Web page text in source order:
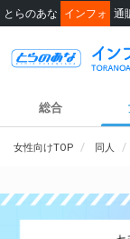
とらのあな インフォ 通
総合
女性向けTOP 同人